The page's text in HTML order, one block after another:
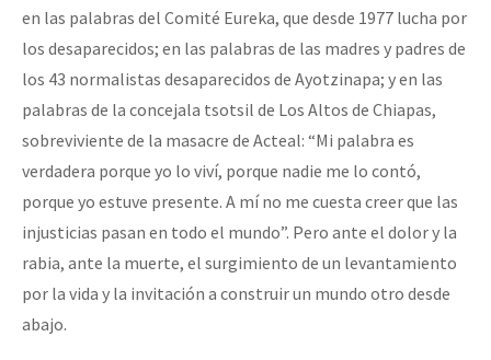
en las palabras del Comité Eureka, que desde 1977 lucha por
los desaparecidos; en las palabras de las madres y padres de
los 43 normalistas desaparecidos de Ayotzinapa; y en las
palabras de la concejala tsotsil de Los Altos de Chiapas,
sobreviviente de la masacre de Acteal: “Mi palabra es
verdadera porque yo lo viví, porque nadie me lo contó,
porque yo estuve presente. A mí no me cuesta creer que las
injusticias pasan en todo el mundo”. Pero ante el dolor y la
rabia, ante la muerte, el surgimiento de un levantamiento
por la vida y la invitación a construir un mundo otro desde
abajo.